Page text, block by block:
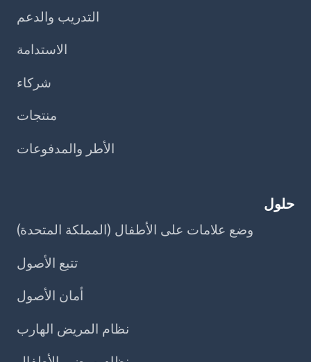
التدريب والدعم
الاستدامة
شركاء
منتجات
الأطر والمدفوعات
حلول
وضع علامات على الأطفال (المملكة المتحدة)
تتبع الأصول
أمان الأصول
نظام المريض الهارب